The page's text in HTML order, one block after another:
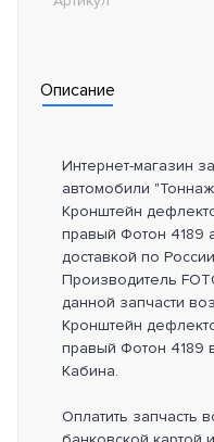
Описание
Интернет-магазин
автомобили
Кронштейн
правый Фотон 4189
доставкой по
Производитель
данной запчасти
Кронштейн
правый Фотон 4189
Кабина.
Оплатить запчасть